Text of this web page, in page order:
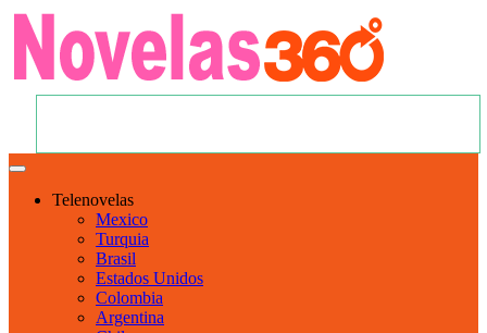
Telenovelas
Mexico
Turquia
Brasil
Estados Unidos
Colombia
Argentina